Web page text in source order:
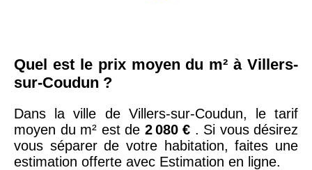
Quel est le prix moyen du m² à Villers-
sur-Coudun ?
Dans la ville de Villers-sur-Coudun, le tarif
moyen du m² est de 2 080 € . Si vous désirez
vous séparer de votre habitation, faites une
estimation offerte avec Estimation en ligne.